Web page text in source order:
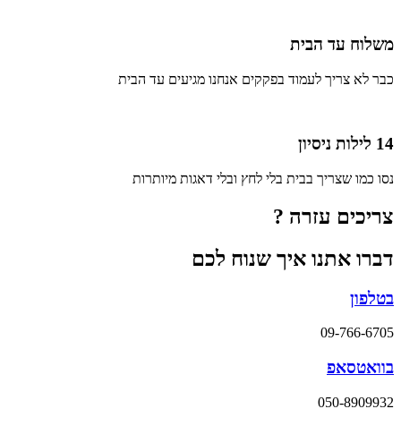
משלוח עד הבית
כבר לא צריך לעמוד בפקקים אנחנו מגיעים עד הבית
14 לילות ניסיון
נסו כמו שצריך בבית בלי לחץ ובלי דאגות מיותרות
צריכים עזרה ?
דברו אתנו איך שנוח לכם
בטלפון
09-766-6705
בוואטסאפ
050-8909932